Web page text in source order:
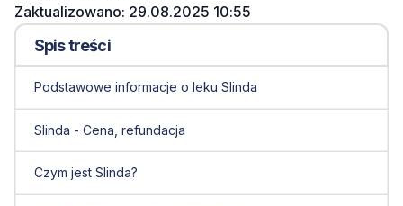
Zaktualizowano: 29.08.2025 10:55
Spis treści
Podstawowe informacje o leku Slinda
Slinda - Cena, refundacja
Czym jest Slinda?